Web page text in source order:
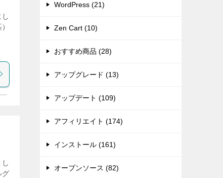
グ
WordPress (21)
Zen Cart (10)
おすすめ商品 (28)
アップグレード (13)
アップデート (109)
アフィリエイト (174)
インストール (161)
オープンソース (82)